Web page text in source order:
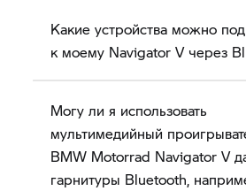
Какие устройства можно
к моему Navigator Vчерез
Могу ли я использовать
мультимедийный
BMW Motorrad Navigator V
гарнитуры Bluetooth,